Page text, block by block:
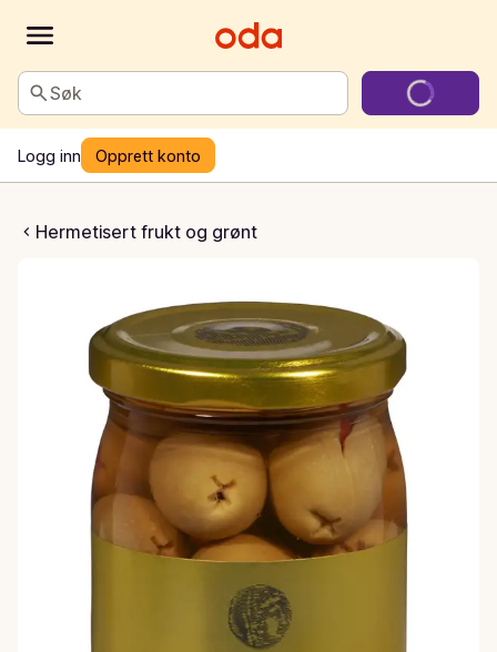
Søk
Logg inn Opprett konto
Hermetisert frukt og grønt
oliven